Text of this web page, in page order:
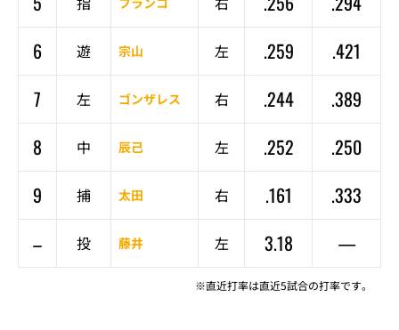
6
遊 宗山 左 .259
.421
7
左 ゴンザレス 右 .244
.389
8
中 辰己 左 .252
.250
9
捕 太田 右 .161
.333
–
投 藤井 左 3.18 —
※直近打率は直近5試合の打率です。